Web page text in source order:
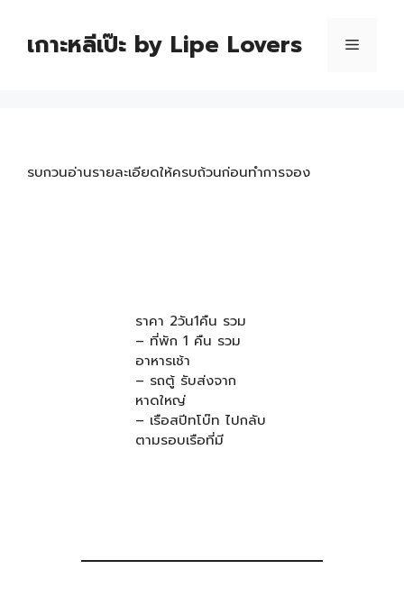
เกาะหลีเป๊ะ by Lipe Lovers
รบกวนอ่านรายละเอียดให้ครบถ้วนก่อนทำการจอง
ราคา 2วัน1คืน รวม
– ที่พัก 1 คืน รวม
อาหารเช้า
– รถตู้ รับส่งจาก
หาดใหญ่
– เรือสปีทโบ๊ท ไปกลับ
ตามรอบเรือที่มี